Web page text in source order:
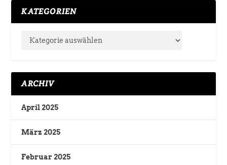
KATEGORIEN
ARCHIV
April 2025
März 2025
Februar 2025